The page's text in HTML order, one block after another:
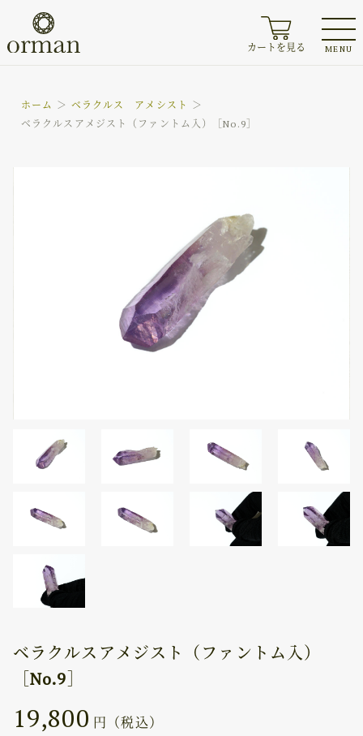
カートを見る MENU
ホーム
ベラクルス アメシスト
ベラクルスアメジスト（ファントム入）［No.9］
ベラクルスアメジスト（ファントム入）
［No.9］
19,800 円（税込）